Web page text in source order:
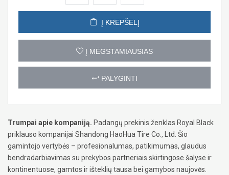
Į KREPŠELĮ
Į MĖGSTAMIAUSIAS
PALYGINTI
Trumpai apie kompaniją. Padangų prekinis ženklas Royal Black
priklauso kompanijai Shandong HaoHua Tire Co., Ltd. Šio
gamintojo vertybės – profesionalumas, patikimumas, glaudus
bendradarbiavimas su prekybos partneriais skirtingose šalyse ir
kontinentuose, gamtos ir išteklių tausa bei gamybos naujovės.